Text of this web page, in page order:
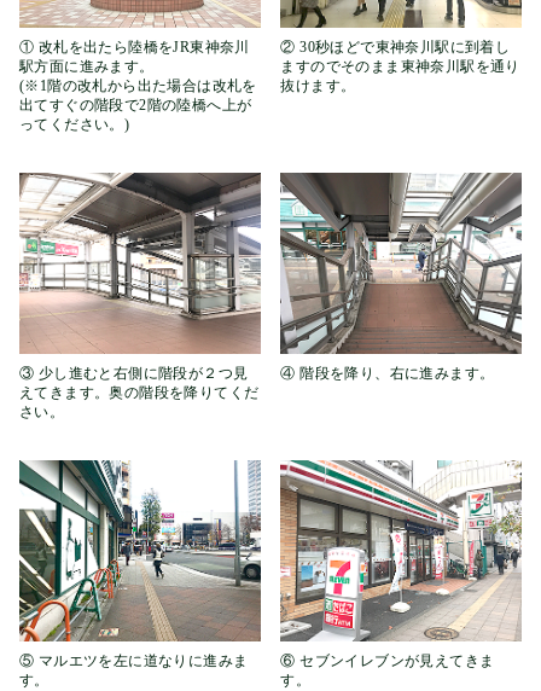
① 改札を出たら陸橋をJR東神奈川
駅方面に進みます。
(※1階の改札から出た場合は改札を
出てすぐの階段で2階の陸橋へ上が
ってください。)
② 30秒ほどで東神奈川駅に到着し
ますのでそのまま東神奈川駅を通り
抜けます。
③ 少し進むと右側に階段が２つ見
えてきます。奥の階段を降りてくだ
さい。
④ 階段を降り、右に進みます。
⑤ マルエツを左に道なりに進みま
す。
⑥ セブンイレブンが見えてきま
す。